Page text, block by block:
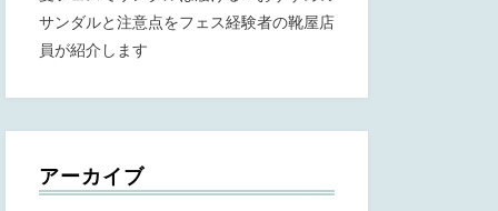
サンダルと注意点をフェス経験者の靴屋店
員が紹介します
アーカイブ